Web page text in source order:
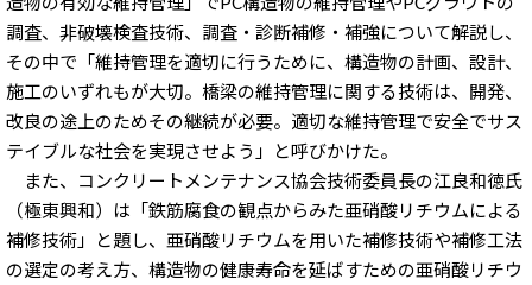
調査、非破壊検査技術、調査・診断補修・補強について解説し、
その中で「維持管理を適切に行うために、構造物の計画、設計、
施工のいずれもが大切。橋梁の維持管理に関する技術は、開発、
改良の途上のためその継続が必要。適切な維持管理で安全でサス
テイブルな社会を実現させよう」と呼びかけた。
また、コンクリートメンテナンス協会技術委員長の江良和徳氏
（極東興和）は「鉄筋腐食の観点からみた亜硝酸リチウムによる
補修技術」と題し、亜硝酸リチウムを用いた補修技術や補修工法
の選定の考え方、構造物の健康寿命を延ばすための亜硝酸リチウ